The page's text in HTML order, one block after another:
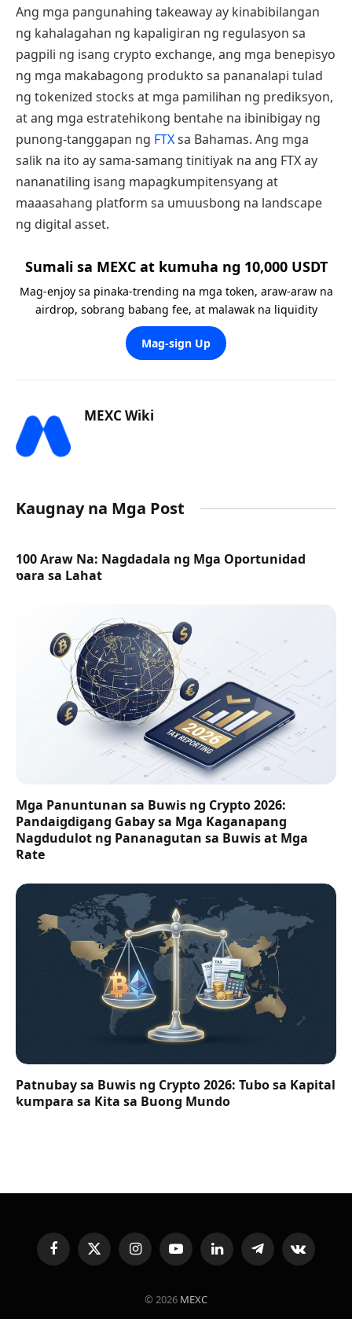
Ang mga pangunahing takeaway ay kinabibilangan
ng kahalagahan ng kapaligiran ng regulasyon sa
pagpili ng isang crypto exchange, ang mga benepisyo
ng mga makabagong produkto sa pananalapi tulad
ng tokenized stocks at mga pamilihan ng prediksyon,
at ang mga estratehikong bentahe na ibinibigay ng
punong-tanggapan ng FTXsa Bahamas. Ang mga
salik na ito ay sama-samang tinitiyak na ang FTX ay
nananatiling isang mapagkumpitensyang at
maaasahang platform sa umuusbong na landscape
ng digital asset.
Sumali sa MEXC at kumuha ng 10,000 USDT
Mag-enjoy sa pinaka-trending na mga token, araw-araw na
airdrop, sobrang babang fee, at malawak na liquidity
Mag-sign Up
MEXC Wiki
Kaugnay na Mga Post
100 Araw Na: Nagdadala ng Mga Oportunidad
para sa Lahat
Mga Panuntunan sa Buwis ng Crypto 2026:
Pandaigdigang Gabay sa Mga Kaganapang
Nagdudulot ng Pananagutan sa Buwis at Mga
Rate
Patnubay sa Buwis ng Crypto 2026: Tubo sa Kapital
kumpara sa Kita sa Buong Mundo
FacebookX
(Twitter)
InstagramYouTubeLinkedInTelegramVKontakte
© 2026 MEXC